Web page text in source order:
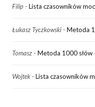
Filip - Lista czasowników
Łukasz Tyczkowski - Metoda
Tomasz - Metoda 1000 słów
Wojtek - Lista czasowników